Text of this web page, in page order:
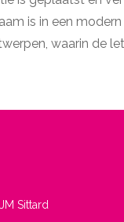
is in een
waarin de
Sittard